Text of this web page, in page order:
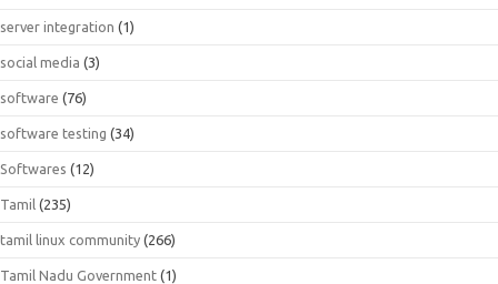
server integration (1)
social media (3)
software (76)
software testing (34)
Softwares (12)
Tamil (235)
tamil linux community (266)
Tamil Nadu Government (1)